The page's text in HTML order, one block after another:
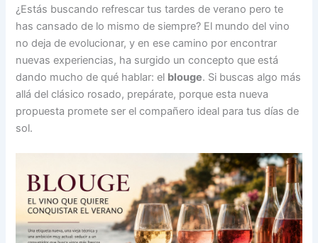
¿Estás buscando refrescar tus tardes de verano pero te
has cansado de lo mismo de siempre? El mundo del vino
no deja de evolucionar, y en ese camino por encontrar
nuevas experiencias, ha surgido un concepto que está
dando mucho de qué hablar: el blouge. Si buscas algo más
allá del clásico rosado, prepárate, porque esta nueva
propuesta promete ser el compañero ideal para tus días de
sol.